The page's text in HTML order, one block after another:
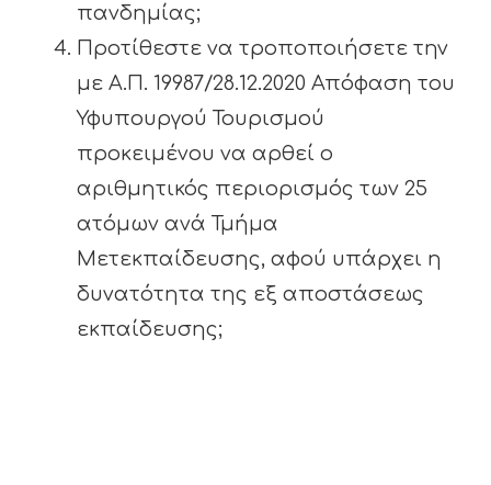
πανδημίας;
Προτίθεστε να τροποποιήσετε την
με Α.Π. 19987/28.12.2020 Απόφαση του
Υφυπουργού Τουρισμού
προκειμένου να αρθεί ο
αριθμητικός περιορισμός των 25
ατόμων ανά Τμήμα
Μετεκπαίδευσης, αφού υπάρχει η
δυνατότητα της εξ αποστάσεως
εκπαίδευσης;